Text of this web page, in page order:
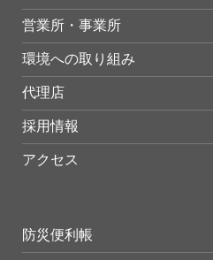
営業所・事業所
環境への取り組み
代理店
採用情報
アクセス
防災便利帳